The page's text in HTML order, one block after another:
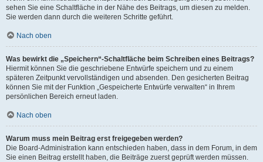
sehen Sie eine Schaltfläche in der Nähe des Beitrags, um diesen zu melden.
Sie werden dann durch die weiteren Schritte geführt.
Nach oben
Was bewirkt die „Speichern“-Schaltfläche beim Schreiben eines Beitrags?
Hiermit können Sie die geschriebene Entwürfe speichern und zu einem
späteren Zeitpunkt vervollständigen und absenden. Den gesicherten Beitrag
können Sie mit der Funktion „Gespeicherte Entwürfe verwalten“ in Ihrem
persönlichen Bereich erneut laden.
Nach oben
Warum muss mein Beitrag erst freigegeben werden?
Die Board-Administration kann entschieden haben, dass in dem Forum, in dem
Sie einen Beitrag erstellt haben, die Beiträge zuerst geprüft werden müssen.